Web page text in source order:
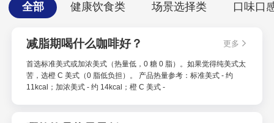
全部 健康饮食类 场景选择类 口味口
减脂期喝什么咖啡好？ 更多
首选标准美式或加浓美式（热量低，0 糖 0 脂）。如果觉得纯美式太
苦，选橙 C 美式（0 脂低负担）。 产品热量参考：标准美式 - 约
11kcal；加浓美式 - 约 14kcal；橙 C 美式 -